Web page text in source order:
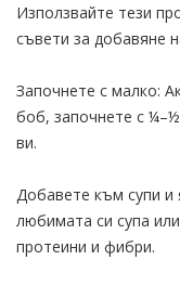
Използвайте тези
съвети за добавяне
Започнете с малко:
боб, започнете с
ви.
Добавете към супи и
любимата си супа
протеини и фибри.